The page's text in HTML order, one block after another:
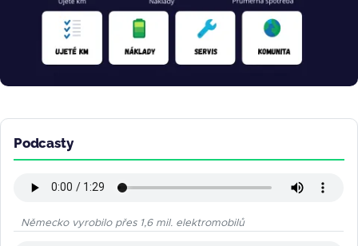
Podcasty
Německo vyrobilo přes 1,6 mil. elektromobilů